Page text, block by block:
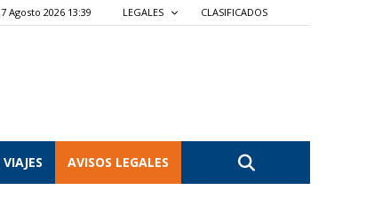
7 Agosto 2026 13:39 LEGALES CLASIFICADOS
VIAJES AVISOS LEGALES